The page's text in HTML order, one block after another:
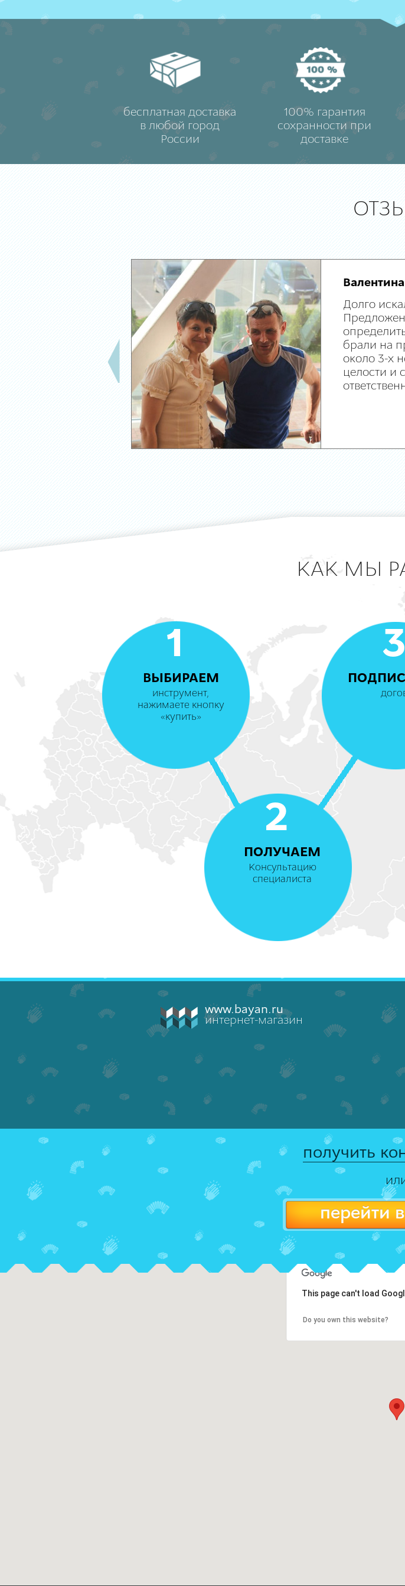
бесплатная доставка
в любой город
России
100% гарантия
сохранности при
доставке
Долго
брали на
около 3-х
целости и
КАК МЫ
1
ВЫБИРАЕМ
инструмент,
нажимаете кнопку
«купить»
3
2
ПОЛУЧАЕМ
Консультацию
специалиста
www.bayan.ru
интернет-магазин
получить
перейти
This page can't load
Do you own this website?